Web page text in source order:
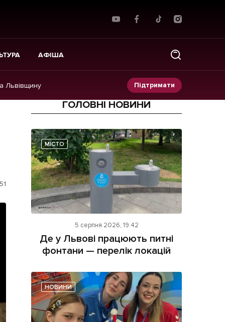
АФІША
Львівщину Підтримати
Прес-релізи
Фото/Відео
Made in Lviv
на сайті
ГОЛОВНІ НОВИНИ
МІСТО
5 серпня 2026, 19:42
Де у Львові працюють питні
фонтани — перелік локацій
НОВИНИ